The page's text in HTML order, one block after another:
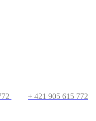
+ 421 905 615 772